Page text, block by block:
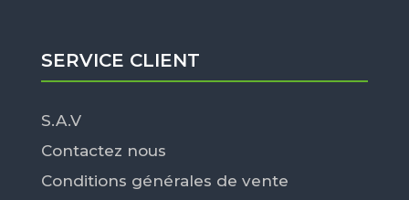
SERVICE CLIENT
S.A.V
Contactez nous
Conditions générales de vente